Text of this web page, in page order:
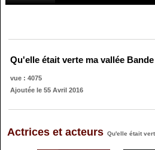
Qu'elle était verte ma vallée
vue : 4075
Ajoutée le 55 Avril 2016
Actrices et acteurs Qu'elle était